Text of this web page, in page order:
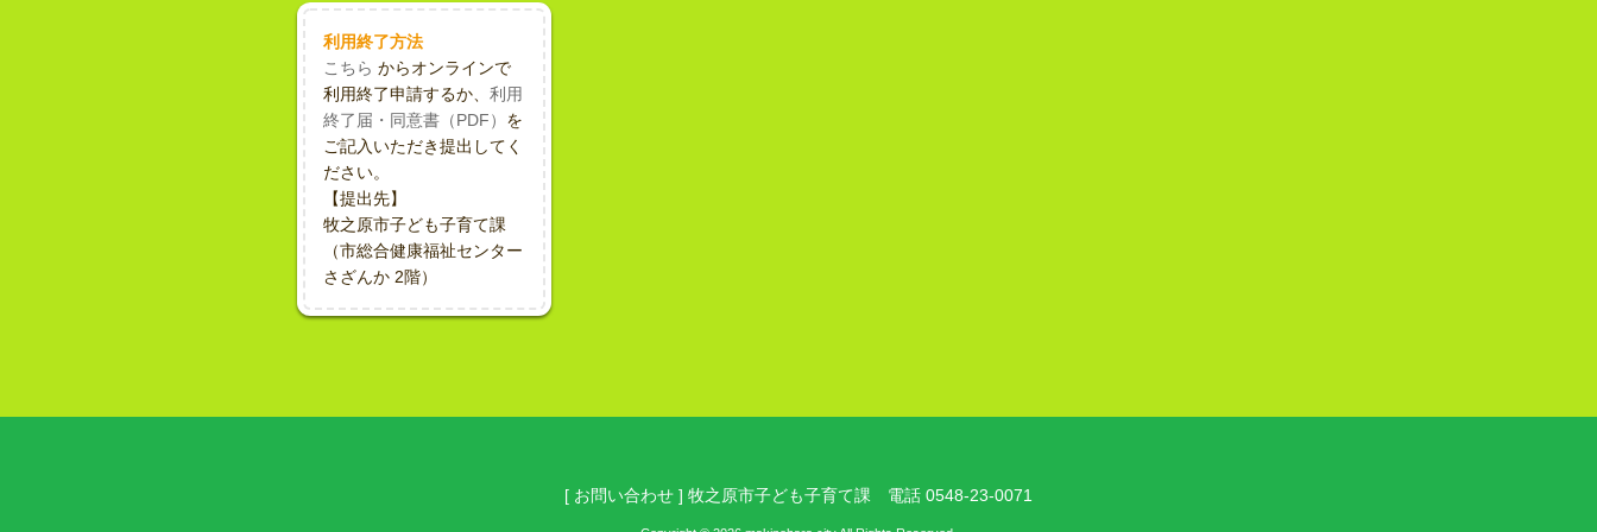
利用終了方法
こちら からオンラインで
利用終了申請するか、 利用
終了届・同意書（PDF） を
ご記入いただき提出してく
ださい。
【提出先】
牧之原市子ども子育て課
（市総合健康福祉センター
さざんか 2階）
[ お問い合わせ ] 牧之原市子ども子育て課 電話 0548-23-0071